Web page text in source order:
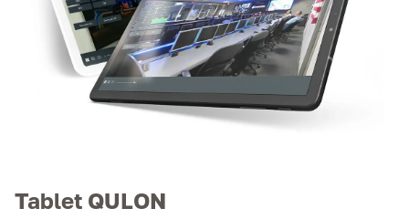
Tablet QULON